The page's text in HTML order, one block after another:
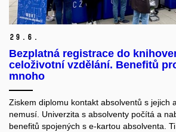
29. 6.
Bezplatná registrace do
celoživotní vzdělání. Benefitů
mnoho
Ziskem diplomu kontakt absolventů s jejich
nemusí. Univerzita s absolventy počítá a
benefitů spojených s e-kartou absolventa.